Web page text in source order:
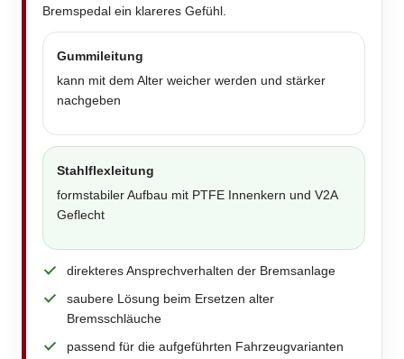
Bremspedal ein klareres Gefühl.
Gummileitung
kann mit dem Alter weicher werden und stärker
nachgeben
Stahlflexleitung
formstabiler Aufbau mit PTFE Innenkern und V2A
Geflecht
direkteres Ansprechverhalten der Bremsanlage
saubere Lösung beim Ersetzen alter
Bremsschläuche
passend für die aufgeführten Fahrzeugvarianten